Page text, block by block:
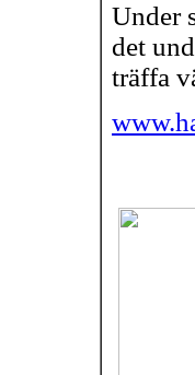
Under
det
träffa